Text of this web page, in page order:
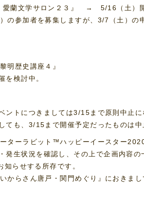
愛蘭文学サロン２３』 → 5/16（土）
の参加者を募集しますが、3/7（土）の
明歴史講座４』
を検討中。
ントにつきましては3/15まで原則中止
ても、3/15まで開催予定だったものは
ターラビット™ハッピーイースター
発生状況を確認し、その上で企画内容
らせする所存です。
からさん唐戸・関門めぐり』におきま